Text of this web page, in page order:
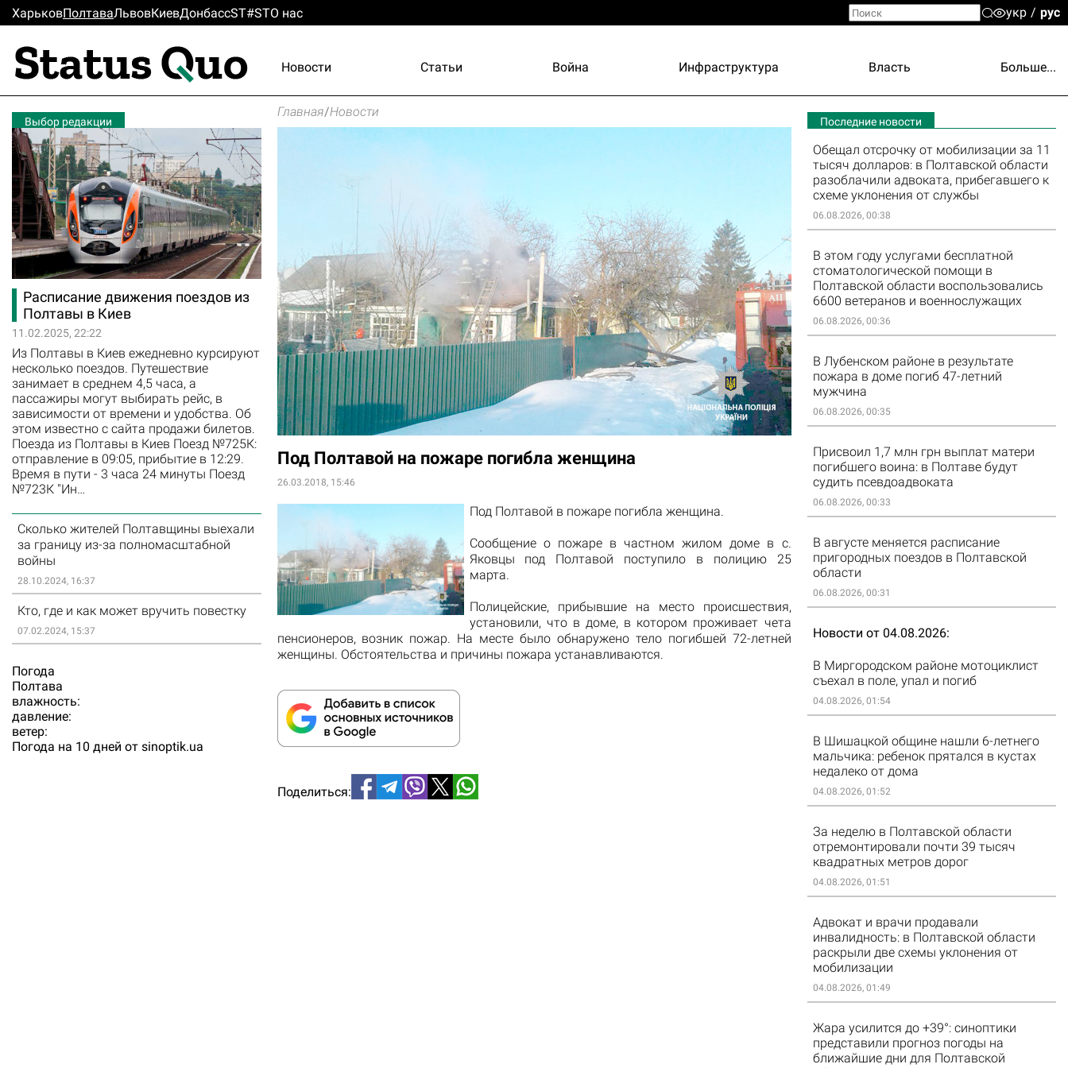
ХарьковПолтаваЛьвовКиевДонбассST#STО нас укр рус
Новости Статьи Война Инфраструктура Власть Больше...
Выбор редакции
Расписание движения поездов из
Полтавы в Киев
11.02.2025, 22:22
Из Полтавы в Киев ежедневно курсируют
несколько поездов. Путешествие
занимает в среднем 4,5 часа, а
пассажиры могут выбирать рейс, в
зависимости от времени и удобства. Об
этом известно с сайта продажи билетов.
Поезда из Полтавы в Киев Поезд №725К:
отправление в 09:05, прибытие в 12:29.
Время в пути - 3 часа 24 минуты Поезд
№723К "Ин…
Сколько жителей Полтавщины выехали
за границу из-за полномасштабной
войны
28.10.2024, 16:37
Кто, где и как может вручить повестку
07.02.2024, 15:37
Погода
Полтава
влажность:
давление:
ветер:
Погода на 10 дней от sinoptik.ua
Главная/Новости
Под Полтавой на пожаре погибла женщина
26.03.2018, 15:46
Под Полтавой в пожаре погибла женщина.
Сообщение о пожаре в частном жилом доме в с.
Яковцы
под Полтавой поступило в полицию
25
марта.
Полицейские, прибывшие на место происшествия,
установили, что в доме, в котором проживает чета
пенсионеров, возник пожар. На месте было обнаружено тело погибшей 72-летней
женщины. Обстоятельства и причины пожара устанавливаются.
Поделиться:
Последние новости
Обещал отсрочку от мобилизации за 11
тысяч долларов: в Полтавской области
разоблачили адвоката, прибегавшего к
схеме уклонения от службы
06.08.2026, 00:38
В этом году услугами бесплатной
стоматологической помощи в
Полтавской области воспользовались
6600 ветеранов и военнослужащих
06.08.2026, 00:36
В Лубенском районе в результате
пожара в доме погиб 47-летний
мужчина
06.08.2026, 00:35
Присвоил 1,7 млн грн выплат матери
погибшего воина: в Полтаве будут
судить псевдоадвоката
06.08.2026, 00:33
В августе меняется расписание
пригородных поездов в Полтавской
области
06.08.2026, 00:31
Новости от 04.08.2026
В Миргородском районе мотоциклист
съехал в поле, упал и погиб
04.08.2026, 01:54
В Шишацкой общине нашли 6-летнего
мальчика: ребенок прятался в кустах
недалеко от дома
04.08.2026, 01:52
За неделю в Полтавской области
отремонтировали почти 39 тысяч
квадратных метров дорог
04.08.2026, 01:51
Адвокат и врачи продавали
инвалидность: в Полтавской области
раскрыли две схемы уклонения от
мобилизации
04.08.2026, 01:49
Жара усилится до +39°: синоптики
представили прогноз погоды на
ближайшие дни для Полтавской